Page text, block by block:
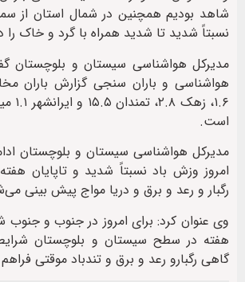
شاهد بودیم همچنین در شمال استان از
نسبتاً شدید تا شدید همراه با گرد و خاک را
هواشناسی و باران سنجی گزارش باران
۱.۶،
است.
مدیرکل هواشناسی سیستان و بلوچستان
امروز وزش باد نسبتاً شدید و تاپایان
رگبار و رعد و برق و دریا مواج پیش بینی
وی عنوان کرد: برای امروز در جنوب و جنوب
هفته در سطح سیستان و بلوچستان
گاهی رگبارو رعد و برق و تندباد موقتی